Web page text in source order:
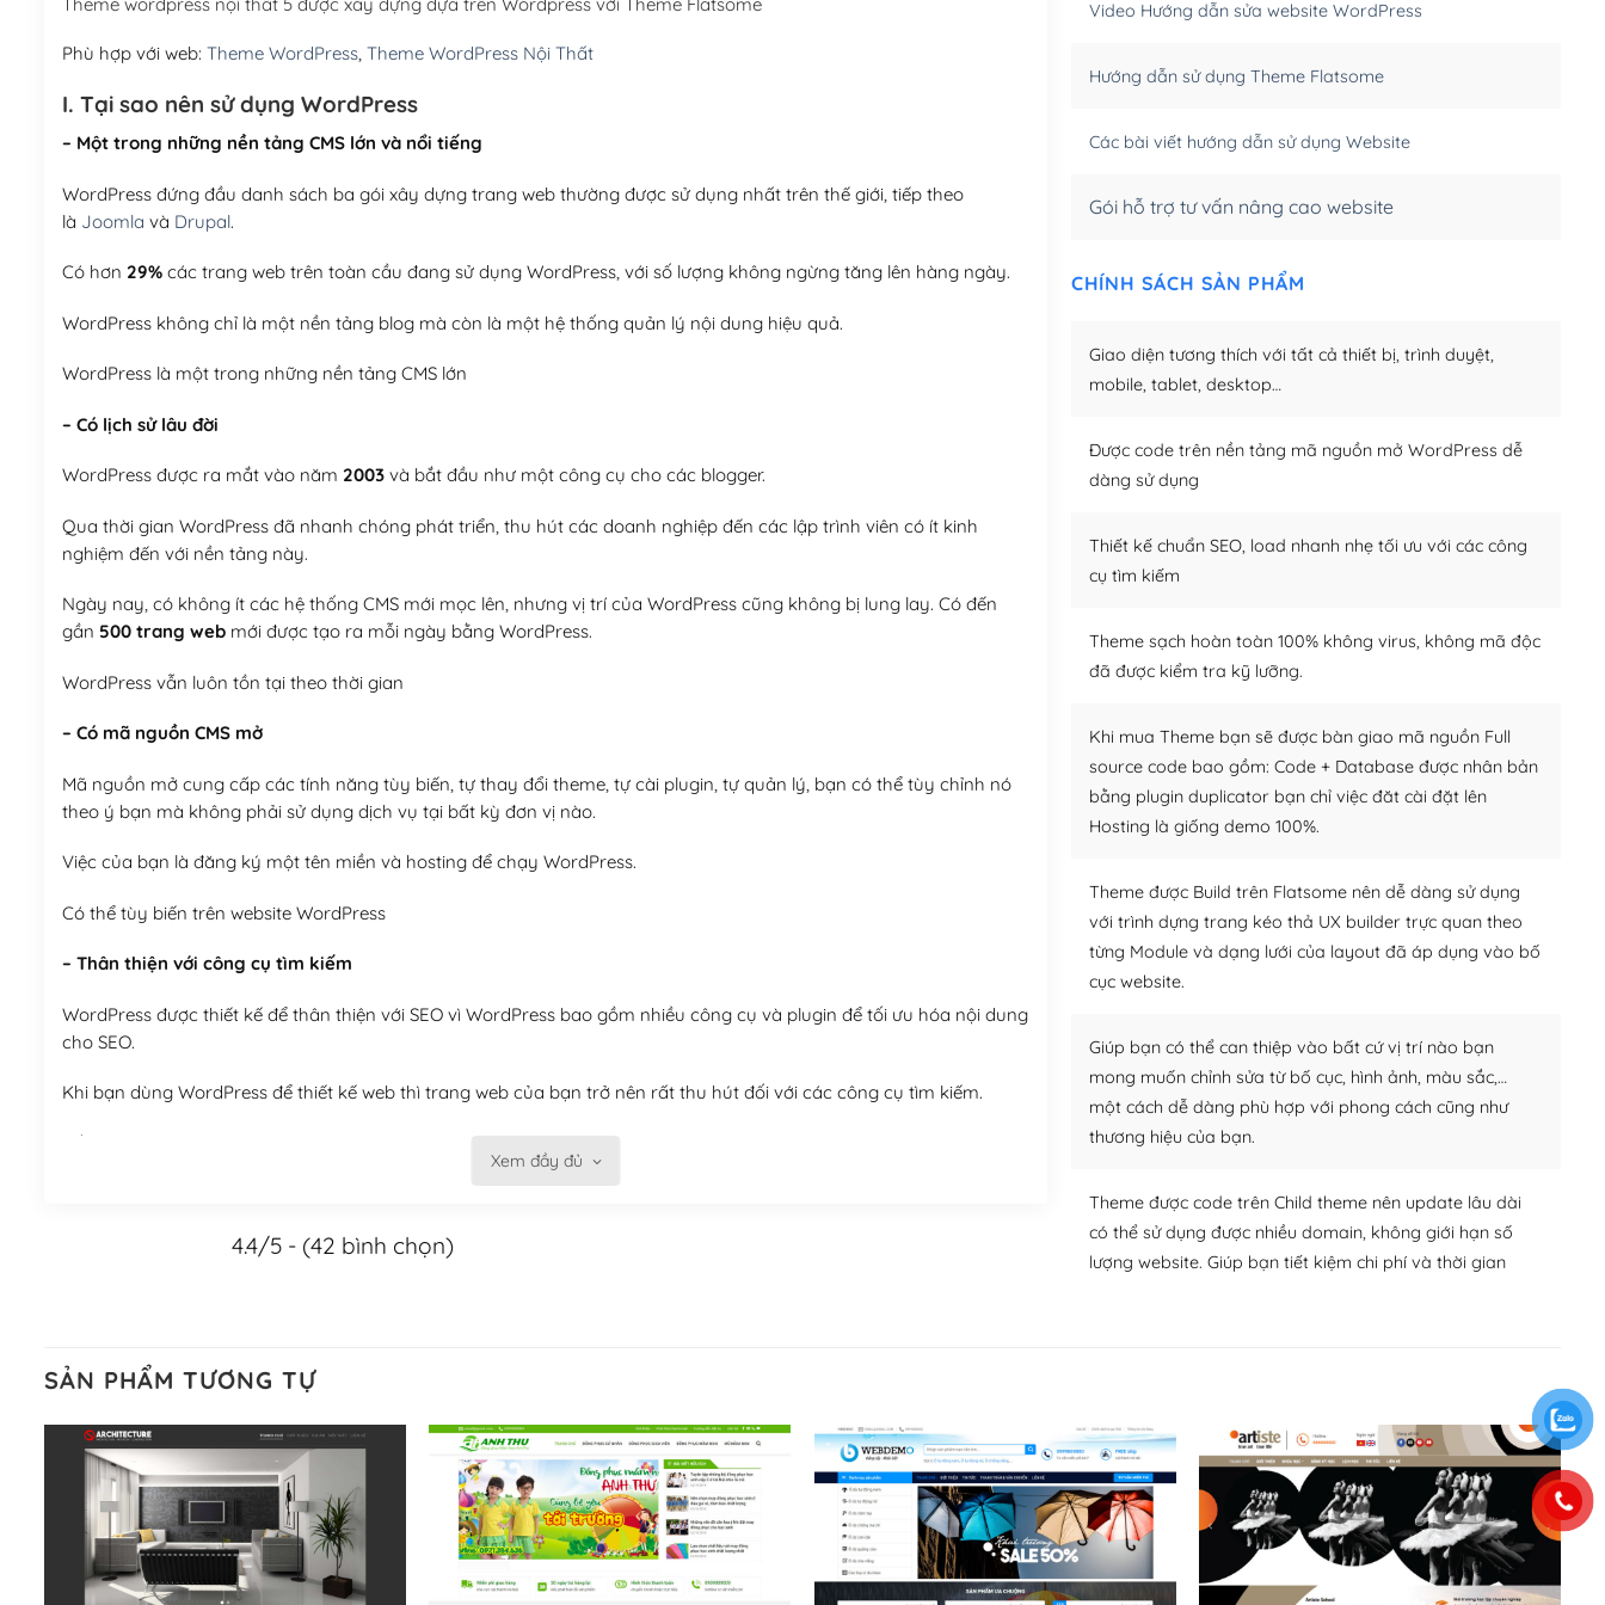
(+950,000₫)
Theme wordpress nội thất 5 được xây dựng dựa trên Wordpress với Theme Flatsome
Phù hợp với web: Theme WordPress, Theme WordPress Nội Thất
I. Tại sao nên sử dụng WordPress
– Một trong những nền tảng CMS lớn và nổi tiếng
WordPress đứng đầu danh sách ba gói xây dựng trang web thường được sử dụng nhất trên thế giới, tiếp theo
là Joomla và Drupal.
Có hơn 29%các trang web trên toàn cầu đang sử dụng WordPress, với số lượng không ngừng tăng lên hàng ngày.
WordPress không chỉ là một nền tảng blog mà còn là một hệ thống quản lý nội dung hiệu quả.
WordPress là một trong những nền tảng CMS lớn
– Có lịch sử lâu đời
WordPress được ra mắt vào năm 2003và bắt đầu như một công cụ cho các blogger.
Qua thời gian WordPress đã nhanh chóng phát triển, thu hút các doanh nghiệp đến các lập trình viên có ít kinh
nghiệm đến với nền tảng này.
Ngày nay, có không ít các hệ thống CMS mới mọc lên, nhưng vị trí của WordPress cũng không bị lung lay. Có đến
gần 500 trang webmới được tạo ra mỗi ngày bằng WordPress.
WordPress vẫn luôn tồn tại theo thời gian
– Có mã nguồn CMS mở
Mã nguồn mở cung cấp các tính năng tùy biến, tự thay đổi theme, tự cài plugin, tự quản lý, bạn có thể tùy chỉnh nó
theo ý bạn mà không phải sử dụng dịch vụ tại bất kỳ đơn vị nào.
Việc của bạn là đăng ký một tên miền và hosting để chạy WordPress.
Có thể tùy biến trên website WordPress
– Thân thiện với công cụ tìm kiếm
WordPress được thiết kế để thân thiện với SEO vì WordPress bao gồm nhiều công cụ và plugin để tối ưu hóa nội dung
cho SEO.
Khi bạn dùng WordPress để thiết kế web thì trang web của bạn trở nên rất thu hút đối với các công cụ tìm kiếm.
Tối ưu hóa công cụ tìm kiếm
Khi bạn sử dụng WordPress, thì vấn đề giao diện của bạn trở nên dễ dàng và nhanh chóng. Với kho Theme
– Sở hữu một cộng đồng lớn, sẵn sàng hỗ trợ
WordPress là nơi lưu trữ cho một diễn đàn cộng đồng khổng lồ được kiểm duyệt bởi các nhân viên và những người
cuồng tín WordPress.
Nếu bạn gặp khó khăn, bạn có thể lên mạng và tìm kiếm những cộng đồng WordPress, họ sẽ giúp bạn trả lời, giải
Xem đầy đủ
4.4/5 - (42 bình chọn)
Video Hướng dẫn sửa website WordPress
Hướng dẫn sử dụng Theme Flatsome
Các bài viết hướng dẫn sử dụng Website
Gói hỗ trợ tư vấn nâng cao website
CHÍNH SÁCH SẢN PHẨM
Giao diện tương thích với tất cả thiết bị, trình duyệt,
mobile, tablet, desktop…
Được code trên nền tảng mã nguồn mở WordPress dễ
dàng sử dụng
Thiết kế chuẩn SEO, load nhanh nhẹ tối ưu với các công
cụ tìm kiếm
Theme sạch hoàn toàn 100% không virus, không mã độc
đã được kiểm tra kỹ lưỡng.
Khi mua Theme bạn sẽ được bàn giao mã nguồn Full
source code bao gồm: Code + Database được nhân bản
bằng plugin duplicator bạn chỉ việc đăt cài đặt lên
Hosting là giống demo 100%.
Theme được Build trên Flatsome nên dễ dàng sử dụng
với trình dựng trang kéo thả UX builder trực quan theo
từng Module và dạng lưới của layout đã áp dụng vào bố
cục website.
Giúp bạn có thể can thiệp vào bất cứ vị trí nào bạn
mong muốn chỉnh sửa từ bố cục, hình ảnh, màu sắc,…
một cách dễ dàng phù hợp với phong cách cũng như
thương hiệu của bạn.
Theme được code trên Child theme nên update lâu dài
có thể sử dụng được nhiều domain, không giới hạn số
lượng website. Giúp bạn tiết kiệm chi phí và thời gian
SẢN PHẨM TƯƠNG TỰ